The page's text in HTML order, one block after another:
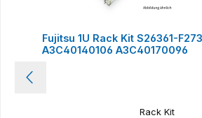
Fujitsu 1U Rack Kit S26361-
A3C40140106 A3C40170096
Rack Kit